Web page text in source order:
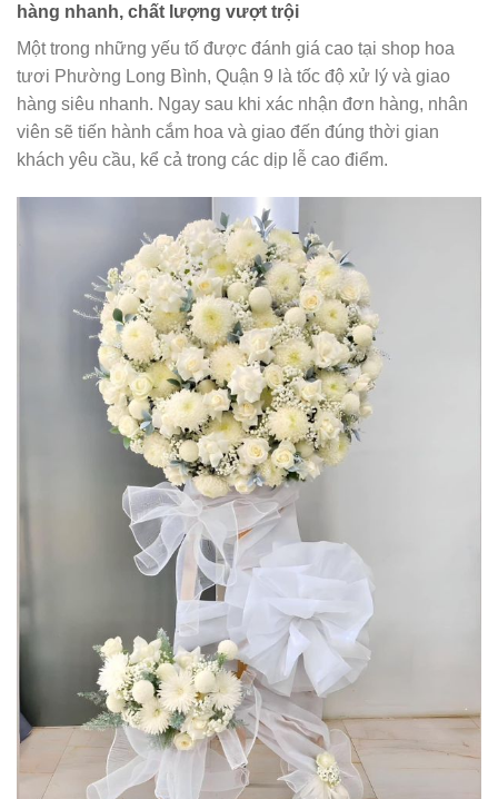
hàng nhanh, chất lượng vượt trội
Một trong những yếu tố được đánh giá cao tại shop hoa
tươi Phường Long Bình, Quận 9 là tốc độ xử lý và giao
hàng siêu nhanh. Ngay sau khi xác nhận đơn hàng, nhân
viên sẽ tiến hành cắm hoa và giao đến đúng thời gian
khách yêu cầu, kể cả trong các dịp lễ cao điểm.